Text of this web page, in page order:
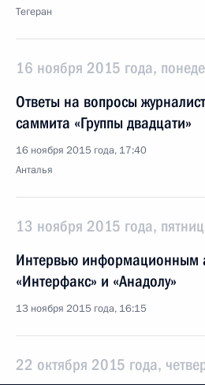
Тегеран
16 ноября 2015 года,
Ответы на вопросы
саммита «Группы двадцати»
16 ноября 2015 года, 17:40
Анталья
13 ноября 2015 года,
Интервью информационным
«Интерфакс» и «Анадолу»
13 ноября 2015 года, 16:15
22 октября 2015 года,